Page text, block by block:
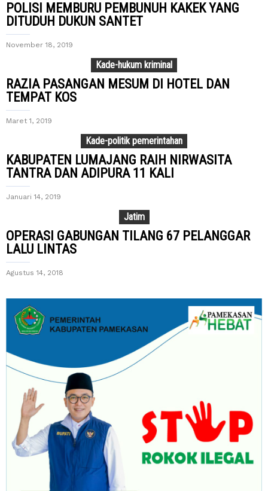
POLISI MEMBURU PEMBUNUH KAKEK YANG
DITUDUH DUKUN SANTET
November 18, 2019
Kade-hukum kriminal
RAZIA PASANGAN MESUM DI HOTEL DAN
TEMPAT KOS
Maret 1, 2019
Kade-politik pemerintahan
KABUPATEN LUMAJANG RAIH NIRWASITA
TANTRA DAN ADIPURA 11 KALI
Januari 14, 2019
Jatim
OPERASI GABUNGAN TILANG 67 PELANGGAR
LALU LINTAS
Agustus 14, 2018